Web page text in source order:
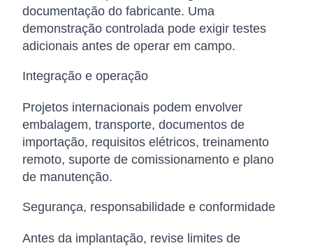
documentação do fabricante. Uma
demonstração controlada pode exigir testes
adicionais antes de operar em campo.
Integração e operação
Projetos internacionais podem envolver
embalagem, transporte, documentos de
importação, requisitos elétricos, treinamento
remoto, suporte de comissionamento e plano
de manutenção.
Segurança, responsabilidade e conformidade
Antes da implantação, revise limites de